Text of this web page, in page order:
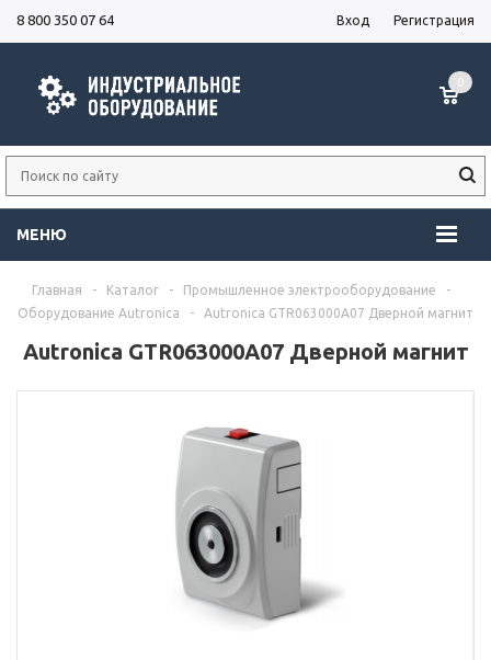
8 800 350 07 64 Вход Регистрация
МЕНЮ
0
Главная - Каталог - Промышленное электрооборудование
-
Оборудование Autronica
- Autronica GTR063000A07 Дверной магнит
Autronica GTR063000A07 Дверной магнит